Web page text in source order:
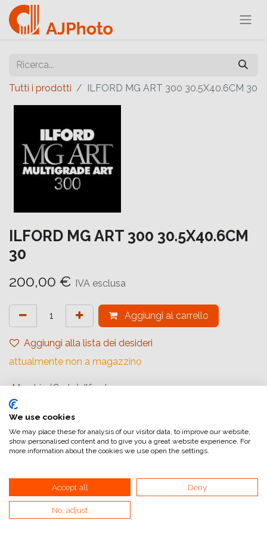
Tutti i prodotti ILFORD MG ART 300 30.5X40.6CM 30
ILFORD MG ART 300 30.5X40.6CM
30
200,00 € IVA esclusa
Aggiungi al carrello
Aggiungi alla lista dei desideri
attualmente non a magazzino
Marchio (Carta):Ilford
Tipologia
Gradiente
:Carta a Contrasto Variabile
Quantità (Fogli):30
Superficie:Opaca
Superficie Tonale:
We use cookies
We may place these for analysis of our visitor data, to improve our website,
show personalised content and to give you a great website experience. For
more information about the cookies we use open the settings.
Accept all Deny
No, adjust